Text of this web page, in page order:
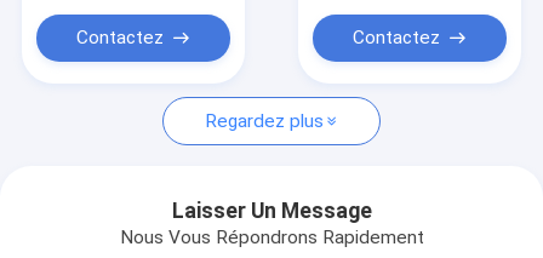
Contactez Contactez
Regardez plus
Laisser Un Message
Nous Vous Répondrons Rapidement